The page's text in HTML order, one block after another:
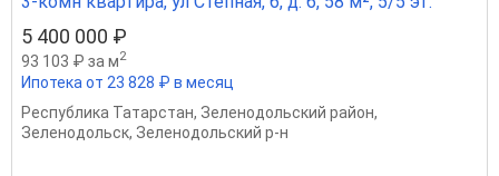
5 400 000 ₽
93 103 ₽ за м2
Ипотека от 23 828 ₽ в месяц
Республика Татарстан, Зеленодольский район,
Зеленодольск, Зеленодольский р-н